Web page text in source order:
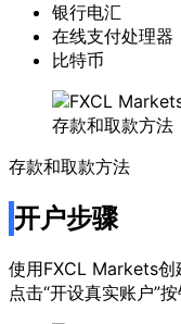
银行电汇
在线支付处理器
比特币
存款和取款方法
存款和取款方法
开户步骤
使用FXCL Markets创
点击“开设真实账户”